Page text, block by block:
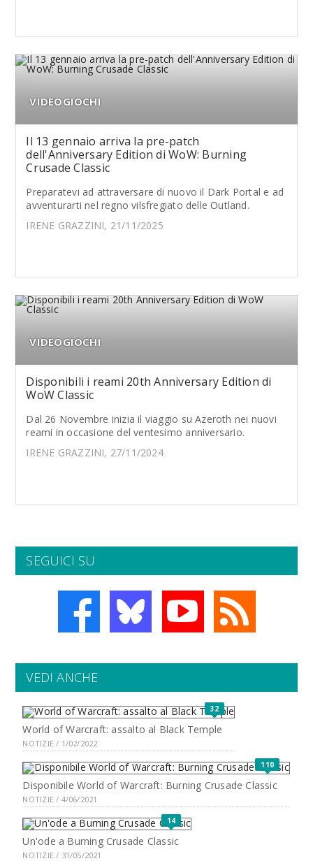
VIDEOGIOCHI
Il 13 gennaio arriva la pre-patch
dell'Anniversary Edition di WoW: Burning
Crusade Classic
Preparatevi ad attraversare di nuovo il Dark Portal e ad
avventurarti nel regno vilsfregiato delle Outland.
IRENE GRAZZINI, 21/11/2025
VIDEOGIOCHI
Disponibili i reami 20th Anniversary Edition di
WoW Classic
Dal 26 Novembre inizia il viaggio su Azeroth nei nuovi
reami in occasione del ventesimo anniversario.
IRENE GRAZZINI, 27/11/2024
SEGUICI SU
VEDI ANCHE
32
World of Warcraft: assalto al Black Temple
NOTIZIE / 1/02/2022
110
Disponibile World of Warcraft: Burning Crusade Classic
NOTIZIE / 4/06/2021
14
Un'ode a Burning Crusade Classic
NOTIZIE / 31/05/2021